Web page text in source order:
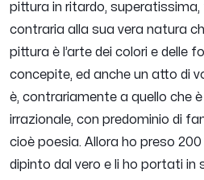
pittura in ritardo,
contraria alla sua vera natura
pittura è l’arte dei colori e delle
concepite, ed anche un atto di
è, contrariamente a quello che è
irrazionale, con predominio di
cioè poesia. Allora ho preso
dipinto dal vero e li ho portati